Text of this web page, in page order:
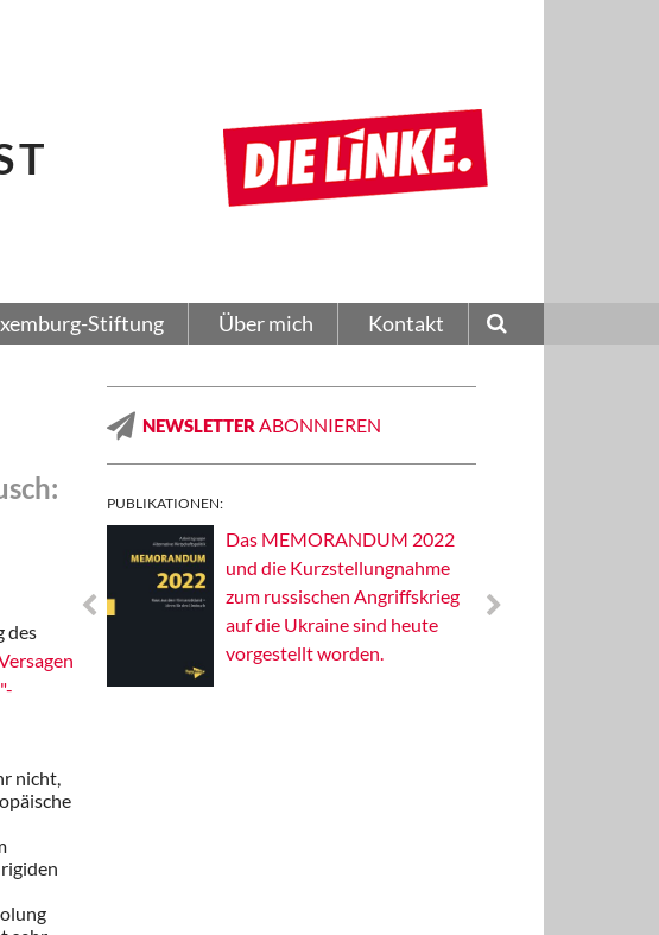
Stiftung Über mich Kontakt
des
nicht,
NEWSLETTER ABONNIEREN
PUBLIKATIONEN:
Das MEMORANDUM 2022
und die Kurzstellungnahme
zum russischen Angriffskrieg
auf die Ukraine sind heute
vorgestellt worden.